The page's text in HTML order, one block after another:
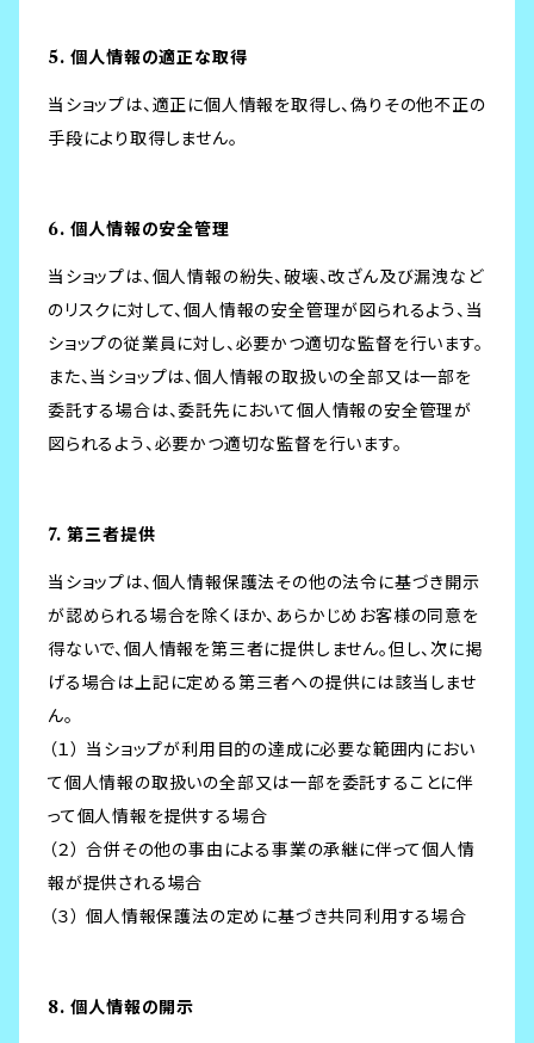
5. 個人情報の適正な取得
当ショップは、適正に個人情報を取得し、偽りその他不正の
手段により取得しません。
6. 個人情報の安全管理
当ショップは、個人情報の紛失、破壊、改ざん及び漏洩など
のリスクに対して、個人情報の安全管理が図られるよう、当
ショップの従業員に対し、必要かつ適切な監督を行います。
また、当ショップは、個人情報の取扱いの全部又は一部を
委託する場合は、委託先において個人情報の安全管理が
図られるよう、必要かつ適切な監督を行います。
7. 第三者提供
当ショップは、個人情報保護法その他の法令に基づき開示
が認められる場合を除くほか、あらかじめお客様の同意を
得ないで、個人情報を第三者に提供しません。但し、次に掲
げる場合は上記に定める第三者への提供には該当しませ
ん。
（１） 当ショップが利用目的の達成に必要な範囲内におい
て個人情報の取扱いの全部又は一部を委託することに伴
って個人情報を提供する場合
（２） 合併その他の事由による事業の承継に伴って個人情
報が提供される場合
（３） 個人情報保護法の定めに基づき共同利用する場合
8. 個人情報の開示